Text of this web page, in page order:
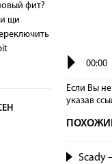
фит?
щи
00:00
Если Вы
указав
Scady